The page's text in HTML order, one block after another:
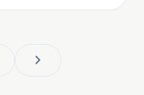
chevron_right